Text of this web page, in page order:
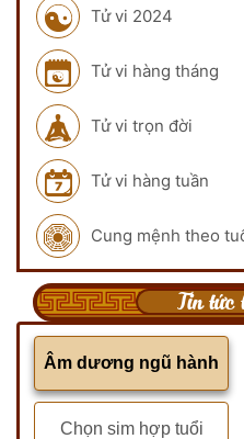
Tử vi 2024
Tử vi hàng tháng
Tử vi trọn đời
Tử vi hàng tuần
Cung mệnh theo
Tin tức
Âm dương ngũ hành
Chọn sim hợp tuổi